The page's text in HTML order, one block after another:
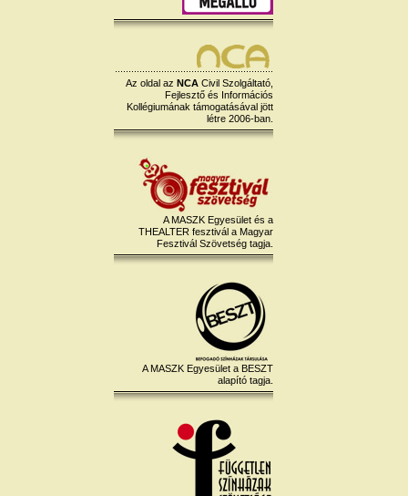
Az oldal az NCA Civil Szolgáltató,
Fejlesztő és Információs
Kollégiumának támogatásával jött
létre 2006-ban.
A MASZK Egyesület és a
THEALTER fesztivál a Magyar
Fesztivál Szövetség tagja.
A MASZK Egyesület a BESZT
alapító tagja.